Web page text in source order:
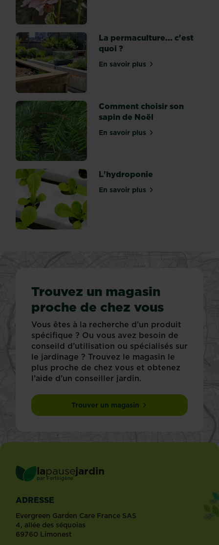
bon
élément
à
nos
végétaux
chéris
?
Voici
nos
conseils...
Quel
est
le
rôle
d'un
terreau...
La permaculture... c'est
quoi ?
En savoir plussur La permaculture...
Comment choisir son
sapin de Noël
En savoir plussur Comment choisir son
L'hydroponie
En savoir plussur L'hydroponie
Trouvez un magasin
proche de chez vous
Vous êtes à la recherche d’un produit
spécifique ? Ou vous avez besoin de
conseild d’utilisation ou spécialisés sur
le jardinage ? Trouvez le magasin le
plus proche de chez vous et obtenez
l’aide d’un conseiller jardin.
Trouver un magasin
lapausejardin
par Fertiligène ®
ADRESSE
Evergreen Garden Care France SAS
4, allée des séquoias
69760 Limonest